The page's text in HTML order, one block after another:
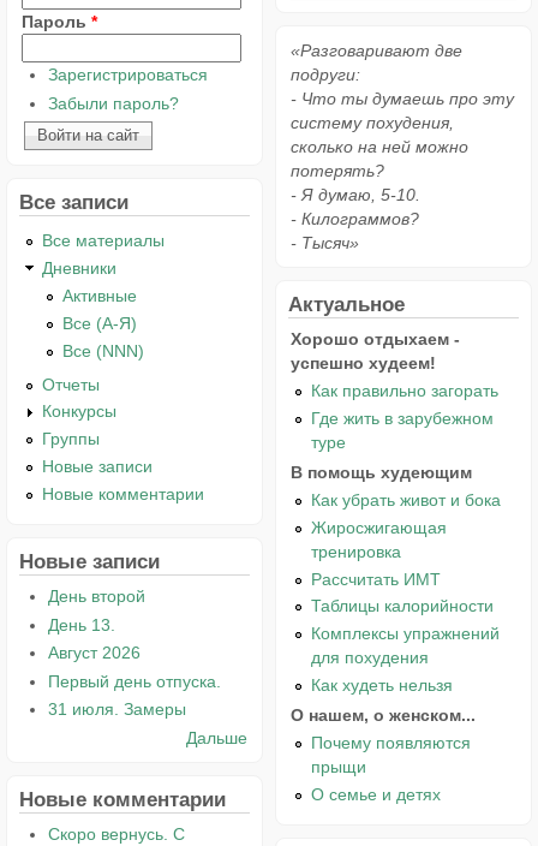
Пароль *
Зарегистрироваться
Забыли пароль?
Все записи
Все материалы
Дневники
Активные
Все (А-Я)
Все (NNN)
Отчеты
Конкурсы
Группы
Новые записи
Новые комментарии
Новые записи
День второй
День 13.
Август 2026
Первый день отпуска.
31 июля. Замеры
Дальше
Новые комментарии
Скоро вернусь. С
«Разговаривают две
подруги:
- Что ты думаешь про эту
систему похудения,
сколько на ней можно
потерять?
- Я думаю, 5-10.
- Килограммов?
- Тысяч»
Актуальное
Хорошо отдыхаем -
успешно худеем!
Как правильно загорать
Где жить в зарубежном
туре
В помощь худеющим
Как убрать живот и бока
Жиросжигающая
тренировка
Рассчитать ИМТ
Таблицы калорийности
Комплексы упражнений
для похудения
Как худеть нельзя
О нашем, о женском...
Почему появляются
прыщи
О семье и детях